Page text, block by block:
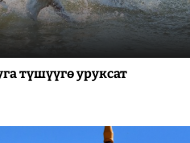
түшүүгө уруксат